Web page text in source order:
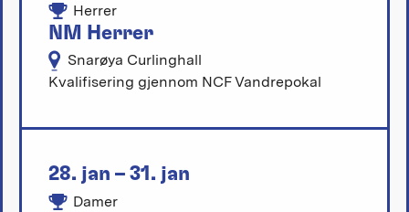
Herrer
NM Herrer
Snarøya Curlinghall
Kvalifisering gjennom NCF Vandrepokal
28. jan – 31. jan
Damer